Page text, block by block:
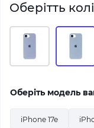
Оберітть
Оберіть модель
iPhone 17e